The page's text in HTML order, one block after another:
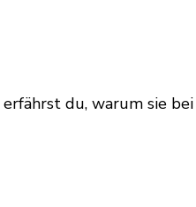
du, warum sie bei